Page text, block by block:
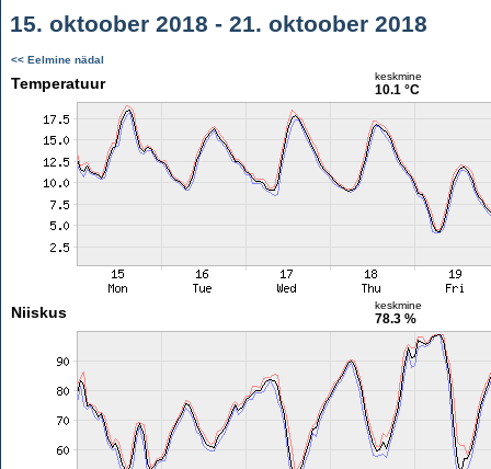
15. oktoober 2018 - 21. oktoober 2018
<< Eelmine nädal
Temperatuur keskmine
10.1 °C
Niiskus keskmine
78.3 %